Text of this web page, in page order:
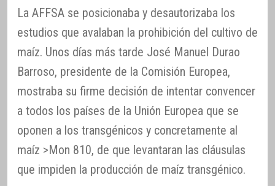
La AFFSA se posicionaba y desautorizaba los
estudios que avalaban la prohibición del cultivo de
maíz. Unos días más tarde José Manuel Durao
Barroso, presidente de la Comisión Europea,
mostraba su firme decisión de intentar convencer
a todos los países de la Unión Europea que se
oponen a los transgénicos y concretamente al
maíz >Mon 810, de que levantaran las cláusulas
que impiden la producción de maíz transgénico.